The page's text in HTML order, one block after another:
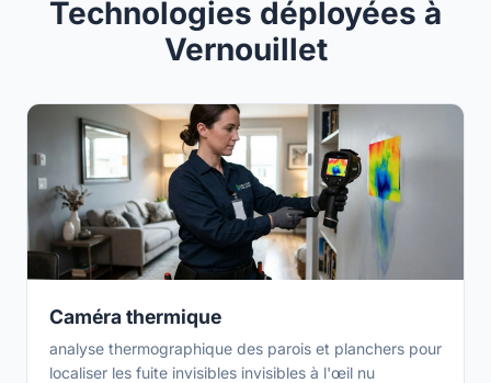
Technologies déployées à
Vernouillet
Caméra thermique
analyse thermographique des parois et planchers pour
localiser les fuite invisibles invisibles à l'œil nu